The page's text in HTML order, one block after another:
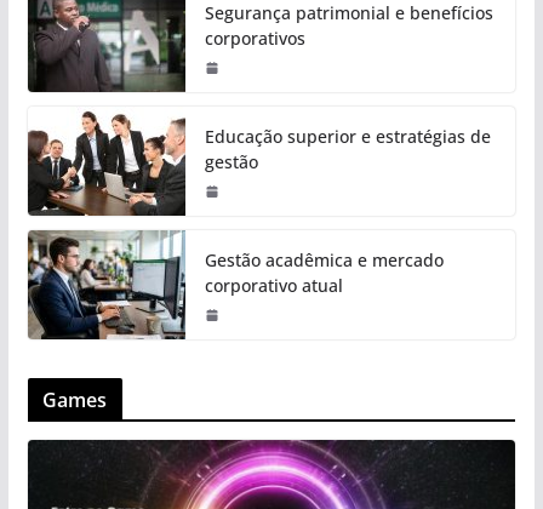
Segurança patrimonial e benefícios
corporativos
Educação superior e estratégias de
gestão
Gestão acadêmica e mercado
corporativo atual
Games